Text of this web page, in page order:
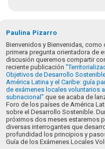
Paulina Pizarro
Bienvenidos y Bienvenidas, como
primera pregunta orientadora de
discusión queremos compartir
reciente publicación
Objetivos de Desarrollo
América Latina y el Caribe: guía
de exámenes locales voluntarios a
subnacional" que se acaba de
Foro de los países de América
sobre el Desarrollo Sostenible.
próximos dos meses estaremos
diversas interrogantes que
profundidad los principios y
Guía de los Exámenes Locales